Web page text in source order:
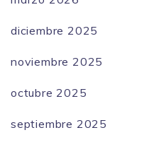
diciembre 2025
noviembre 2025
octubre 2025
septiembre 2025